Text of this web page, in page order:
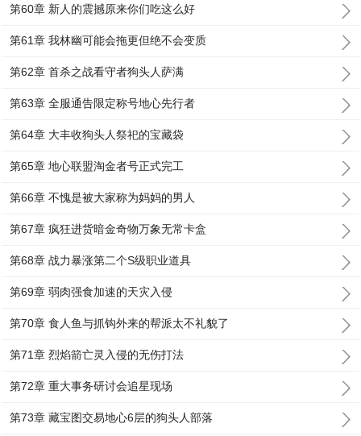
第60章 新人的震撼原来你们吃这么好
第61章 我林幽可能会拖更但绝不会变质
第62章 首杀之战看守者狗头人萨满
第63章 全服通告限定称号地心先行者
第64章 大丰收狗头人祭祀的宝藏袋
第65章 地心联盟淘金者号正式完工
第66章 不愧是被大家称为妈妈的男人
第67章 疯狂进货暗金奇物万象无常卡盒
第68章 战力暴涨第二个S级职业道具
第69章 弱肉强食加速的天灾入侵
第70章 食人鱼与抓钩外来的帮派太不礼貌了
第71章 烈焰箭亡灵入侵的无伤打法
第72章 重大事务研讨会追星现场
第73章 藏宝图交易地心6层的狗头人部落